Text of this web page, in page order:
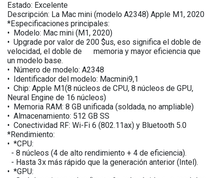
Estado: Excelente
Descripción: La Mac mini (modelo A2348) Apple M1, 2020
*Especificaciones principales:
•⁠ Modelo: Mac mini (M1, 2020)
• Upgrade por valor de 200 $us, eso significa el doble de
velocidad, el doble de memoria y mayor eficiencia que
un modelo base.
•⁠ Número de modelo: A2348
•⁠ Identificador del modelo: Macmini9,1
•⁠ ⁠Chip: Apple M1(8 núcleos de CPU, 8 núcleos de GPU,
Neural Engine de 16 núcleos)
•⁠ ⁠Memoria RAM: 8 GB unificada (soldada, no ampliable)
•⁠ ⁠Almacenamiento: 512 GB SS
•⁠ ⁠Conectividad RF: Wi-Fi 6 (802.11ax) y Bluetooth 5.0
*Rendimiento:
•⁠ ⁠*CPU:
- 8 núcleos (4 de alto rendimiento + 4 de eficiencia).
- Hasta 3x más rápido que la generación anterior (Intel).
•⁠ ⁠*GPU: